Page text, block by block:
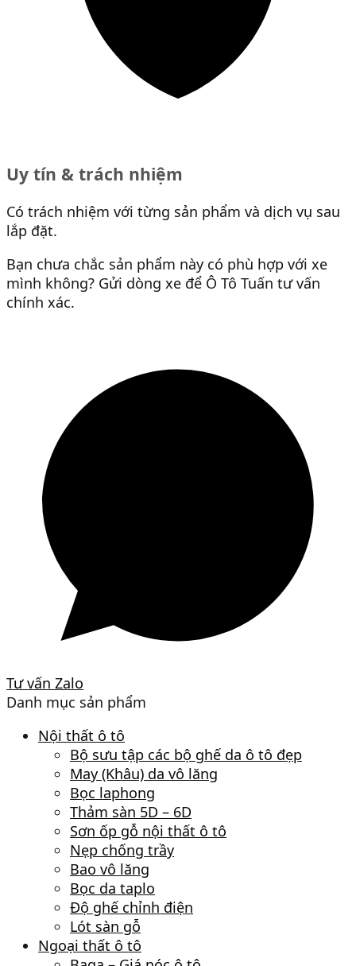
Uy tín & trách nhiệm
Có trách nhiệm với từng sản phẩm và dịch vụ sau
lắp đặt.
Bạn chưa chắc sản phẩm này có phù hợp với xe
mình không? Gửi dòng xe để Ô Tô Tuấn tư vấn
chính xác.
Tư vấn Zalo
Danh mục sản phẩm
Nội thất ô tô
Bộ sưu tập các bộ ghế da ô tô đẹp
May (Khâu) da vô lăng
Bọc laphong
Thảm sàn 5D – 6D
Sơn ốp gỗ nội thất ô tô
Nẹp chống trầy
Bao vô lăng
Bọc da taplo
Độ ghế chỉnh điện
Lót sàn gỗ
Ngoại thất ô tô